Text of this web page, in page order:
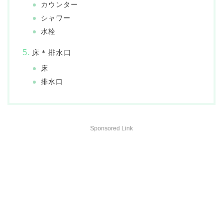
カウンター
シャワー
水栓
床＊排水口
床
排水口
Sponsored Link